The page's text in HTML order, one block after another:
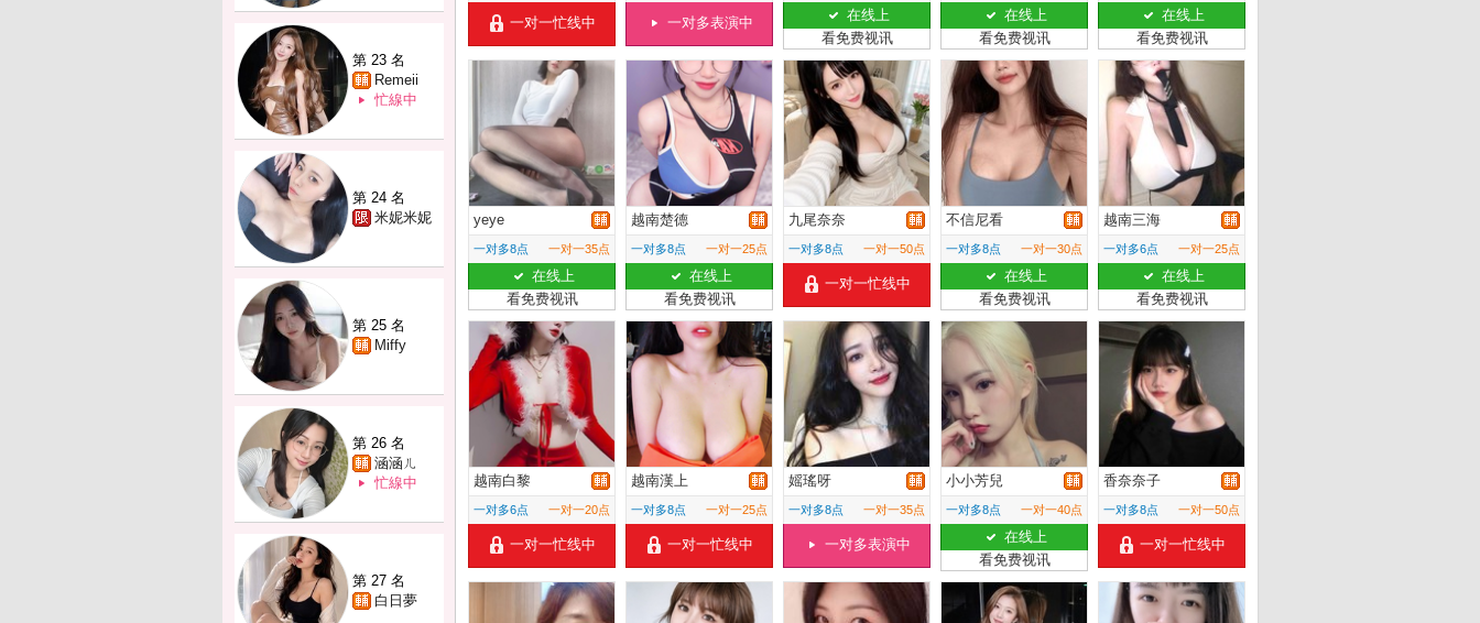
第 23 名
Remeii
忙線中
第 24 名
米妮米妮
第 25 名
Miffy
第 26 名
涵涵ㄦ
忙線中
第 27 名
白日夢
一对一忙线中 一对多表演中
在线上
看免费视讯
在线上
看免费视讯
在线上
看免费视讯
yeye
一对多8点 一对一35点
在线上
看免费视讯
越南楚德
一对多8点 一对一25点
在线上
看免费视讯
九尾奈奈
一对多8点 一对一50点
一对一忙线中
不信尼看
一对多8点 一对一30点
在线上
看免费视讯
越南三海
一对多6点 一对一25点
在线上
看免费视讯
越南白黎
一对多6点 一对一20点
一对一忙线中
越南漢上
一对多8点 一对一25点
一对一忙线中
媱瑤呀
一对多8点 一对一35点
一对多表演中
小小芳兒
一对多8点 一对一40点
在线上
看免费视讯
香奈奈子
一对多8点 一对一50点
一对一忙线中